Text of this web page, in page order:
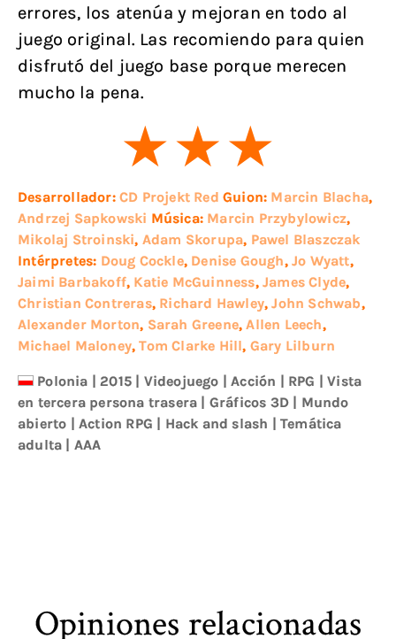
errores, los atenúa y mejoran en todo al
juego original. Las recomiendo para quien
disfrutó del juego base porque merecen
mucho la pena.
Desarrollador: CD Projekt Red Guion: Marcin Blacha,
Andrzej Sapkowski Música: Marcin Przybylowicz,
Mikolaj Stroinski, Adam Skorupa, Pawel Blaszczak
Intérpretes: Doug Cockle, Denise Gough,Jo Wyatt,
Jaimi Barbakoff, Katie McGuinness,James Clyde,
Christian Contreras, Richard Hawley,John Schwab,
Alexander Morton, Sarah Greene,Allen Leech,
Michael Maloney,Tom Clarke Hill, Gary Lilburn
Polonia |2015 | Videojuego |Acción | RPG |Vista
en tercera persona trasera | Gráficos 3D | Mundo
abierto |Action RPG | Hack and slash |Temática
adulta | AAA
Opiniones relacionadas